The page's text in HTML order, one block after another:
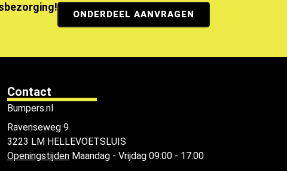
ONDERDEEL AANVRAGEN
Contact
Bumpers.nl
Ravenseweg 9
3223 LM HELLEVOETSLUIS
OpeningstijdenMaandag - Vrijdag 09:00 - 17:00